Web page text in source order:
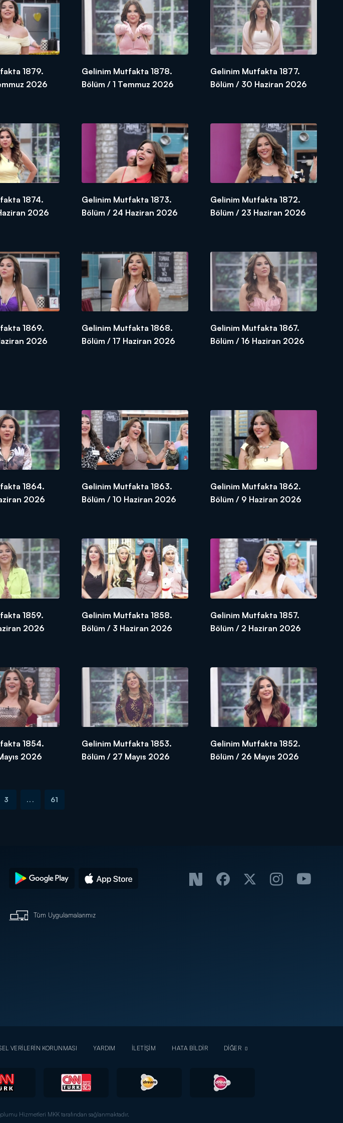
1879.
2026
Gelinim Mutfakta 1878.
Bölüm / 1 Temmuz 2026
Gelinim Mutfakta 1877.
Bölüm / 30 Haziran 2026
1874.
2026
Gelinim Mutfakta 1873.
Bölüm / 24 Haziran 2026
Gelinim Mutfakta 1872.
Bölüm / 23 Haziran 2026
1869.
2026
Gelinim Mutfakta 1868.
Bölüm / 17 Haziran 2026
Gelinim Mutfakta 1867.
Bölüm / 16 Haziran 2026
1864.
2026
Gelinim Mutfakta 1863.
Bölüm / 10 Haziran 2026
Gelinim Mutfakta 1862.
Bölüm / 9 Haziran 2026
1859.
2026
Gelinim Mutfakta 1858.
Bölüm / 3 Haziran 2026
Gelinim Mutfakta 1857.
Bölüm / 2 Haziran 2026
1854.
2026
Gelinim Mutfakta 1853.
Bölüm / 27 Mayıs 2026
Gelinim Mutfakta 1852.
Bölüm / 26 Mayıs 2026
3 ... 61
Tüm Uygulamalarımız
VERİLERİN KORUNMASI YARDIM İLETİŞİM HATA BİLDİR DİĞER
Hizmetleri MKK tarafından sağlanmaktadır.